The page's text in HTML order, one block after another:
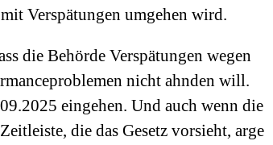
Verspätungen umgehen wird.
die Behörde Verspätungen wegen
nicht ahnden will.
eingehen. Und auch wenn die
die das Gesetz vorsieht, arge